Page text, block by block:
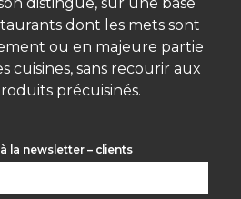
dont les mets sont
ou en majeure partie
cuisines, sans recourir aux
précuisinés.
la newsletter – clients